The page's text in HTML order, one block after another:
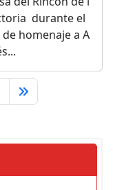
durante el
homenaje a A